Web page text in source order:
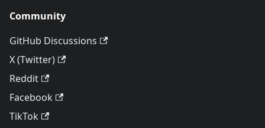
Community
GitHub Discussions
X (Twitter)
Reddit
Facebook
TikTok